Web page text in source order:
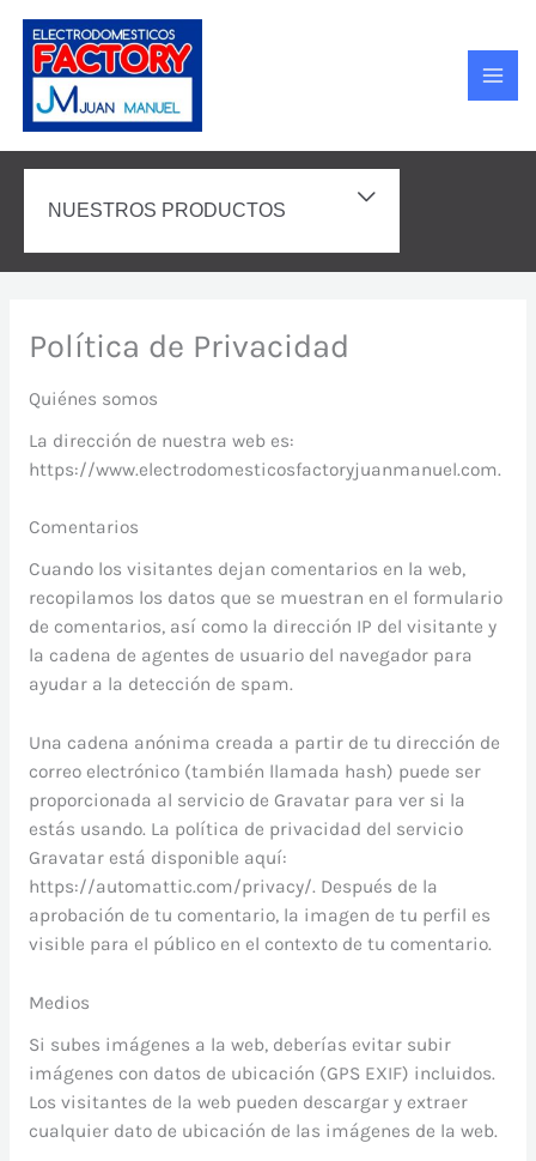
contenido
NUESTROS PRODUCTOS
ALTERNAR
MENÚ
Política de Privacidad
Quiénes somos
La dirección de nuestra web es:
https://www.electrodomesticosfactoryjuanmanuel.com.
Comentarios
Cuando los visitantes dejan comentarios en la web,
recopilamos los datos que se muestran en el formulario
de comentarios, así como la dirección IP del visitante y
la cadena de agentes de usuario del navegador para
ayudar a la detección de spam.
Una cadena anónima creada a partir de tu dirección de
correo electrónico (también llamada hash) puede ser
proporcionada al servicio de Gravatar para ver si la
estás usando. La política de privacidad del servicio
Gravatar está disponible aquí:
https://automattic.com/privacy/. Después de la
aprobación de tu comentario, la imagen de tu perfil es
visible para el público en el contexto de tu comentario.
Medios
Si subes imágenes a la web, deberías evitar subir
imágenes con datos de ubicación (GPS EXIF) incluidos.
Los visitantes de la web pueden descargar y extraer
cualquier dato de ubicación de las imágenes de la web.